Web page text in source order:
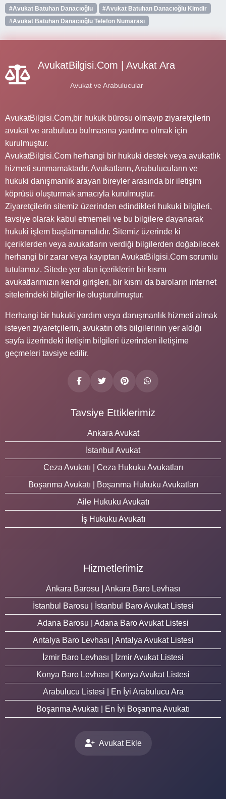
#Avukat Batuhan Danacıoğlu
#Avukat Batuhan Danacıoğlu Kimdir
#Avukat Batuhan Danacıoğlu Telefon Numarası
AvukatBilgisi.Com | Avukat Ara
Avukat ve Arabulucular
AvukatBilgisi.Com,bir hukuk bürosu olmayıp ziyaretçilerin
avukat ve arabulucu bulmasına yardımcı olmak için
kurulmuştur.
AvukatBilgisi.Com herhangi bir hukuki destek veya avukatlık
hizmeti sunmamaktadır. Avukatların, Arabulucuların ve
hukuki danışmanlık arayan bireyler arasında bir iletişim
köprüsü oluşturmak amacıyla kurulmuştur.
Ziyaretçilerin sitemiz üzerinden edindikleri hukuki bilgileri,
tavsiye olarak kabul etmemeli ve bu bilgilere dayanarak
hukuki işlem başlatmamalıdır. Sitemiz üzerinde ki
içeriklerden veya avukatların verdiği bilgilerden doğabilecek
herhangi bir zarar veya kayıptan AvukatBilgisi.Com sorumlu
tutulamaz. Sitede yer alan içeriklerin bir kısmı
avukatlarımızın kendi girişleri, bir kısmı da baroların internet
sitelerindeki bilgiler ile oluşturulmuştur.
Herhangi bir hukuki yardım veya danışmanlık hizmeti almak
isteyen ziyaretçilerin, avukatın ofis bilgilerinin yer aldığı
sayfa üzerindeki iletişim bilgileri üzerinden iletişime
geçmeleri tavsiye edilir.
Tavsiye Ettiklerimiz
Ankara Avukat
İstanbul Avukat
Ceza Avukatı | Ceza Hukuku Avukatları
Boşanma Avukatı | Boşanma Hukuku Avukatları
Aile Hukuku Avukatı
İş Hukuku Avukatı
Hizmetlerimiz
Ankara Barosu | Ankara Baro Levhası
İstanbul Barosu | İstanbul Baro Avukat Listesi
Adana Barosu | Adana Baro Avukat Listesi
Antalya Baro Levhası | Antalya Avukat Listesi
İzmir Baro Levhası | İzmir Avukat Listesi
Konya Baro Levhası | Konya Avukat Listesi
Arabulucu Listesi | En İyi Arabulucu Ara
Boşanma Avukatı | En İyi Boşanma Avukatı
Avukat Ekle